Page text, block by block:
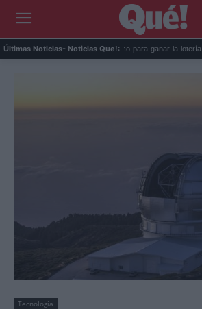
Últimas Noticias- Noticias Que!:
El truco matemático para ganar la lotería con el q...
Tecnología